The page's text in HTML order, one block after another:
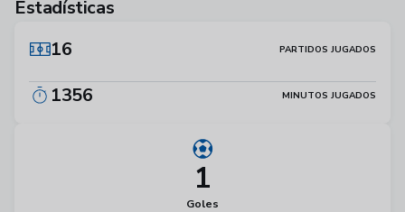
Estadísticas
16
PARTIDOS JUGADOS
1356 MINUTOS JUGADOS
1
Goles